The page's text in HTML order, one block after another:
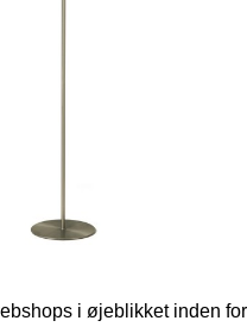
i øjeblikket inden